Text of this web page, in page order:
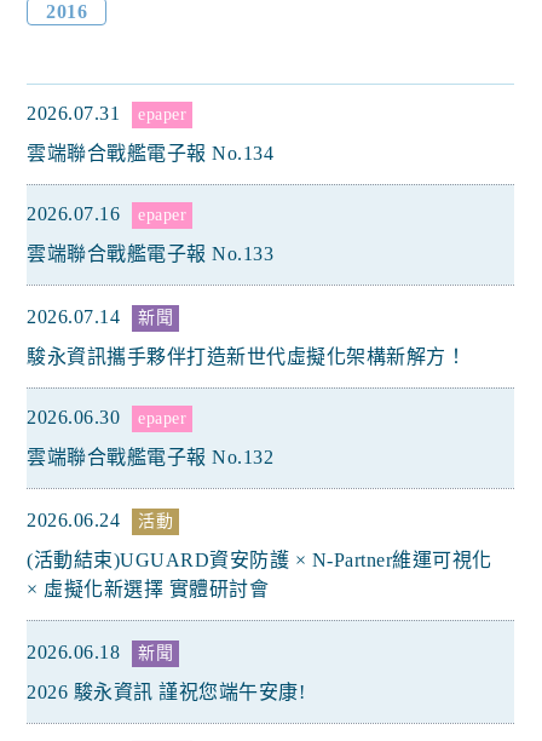
2016
2026.07.31 epaper
雲端聯合戰艦電子報 No.134
2026.07.16 epaper
雲端聯合戰艦電子報 No.133
2026.07.14 新聞
駿永資訊攜手夥伴打造新世代虛擬化架構新解方！
2026.06.30 epaper
雲端聯合戰艦電子報 No.132
2026.06.24 活動
(活動結束)UGUARD資安防護 × N-Partner維運可視化
× 虛擬化新選擇 實體研討會
2026.06.18 新聞
2026 駿永資訊 謹祝您端午安康!